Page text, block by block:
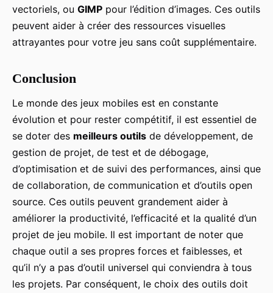
vectoriels, ou GIMP pour l’édition d’images. Ces outils
peuvent aider à créer des ressources visuelles
attrayantes pour votre jeu sans coût supplémentaire.
Conclusion
Le monde des jeux mobiles est en constante
évolution et pour rester compétitif, il est essentiel de
se doter des meilleurs outils de développement, de
gestion de projet, de test et de débogage,
d’optimisation et de suivi des performances, ainsi que
de collaboration, de communication et d’outils open
source. Ces outils peuvent grandement aider à
améliorer la productivité, l’efficacité et la qualité d’un
projet de jeu mobile. Il est important de noter que
chaque outil a ses propres forces et faiblesses, et
qu’il n’y a pas d’outil universel qui conviendra à tous
les projets. Par conséquent, le choix des outils doit